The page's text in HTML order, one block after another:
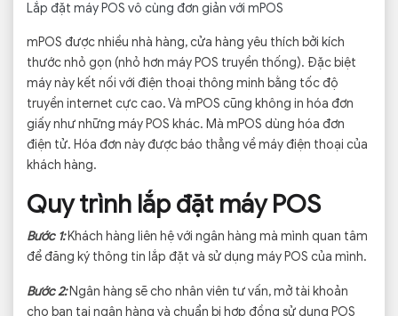
Lắp đặt máy POS vô cùng đơn giản với mPOS
mPOS được nhiều nhà hàng, cửa hàng yêu thích bởi kích
thước nhỏ gọn (nhỏ hơn máy POS truyền thống). Đặc biệt
máy này kết nối với điện thoại thông minh bằng tốc độ
truyền internet cực cao. Và mPOS cũng không in hóa đơn
giấy như những máy POS khác. Mà mPOS dùng hóa đơn
điện tử. Hóa đơn này được báo thẳng về máy điện thoại của
khách hàng.
Quy trình lắp đặt máy POS
Bước 1:Khách hàng liên hệ với ngân hàng mà mình quan tâm
để đăng ký thông tin lắp đặt và sử dụng máy POS của mình.
Bước 2:Ngân hàng sẽ cho nhân viên tư vấn, mở tài khoản
cho bạn tại ngân hàng và chuẩn bị hợp đồng sử dụng POS